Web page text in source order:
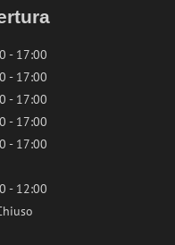
- 17:00
- 17:00
- 17:00
- 17:00
- 17:00
- 12:00